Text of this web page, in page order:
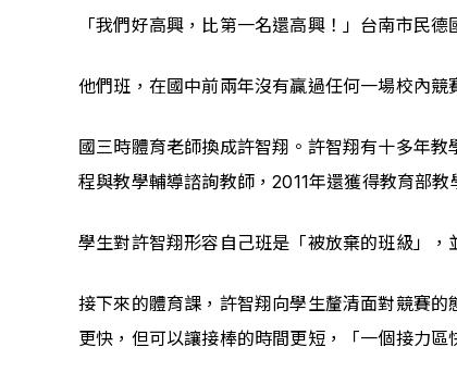
「我們好高興，比第一名還高興！」台南市民
他們班，在國中前兩年沒有贏過任何一場校內競
國三時體育老師換成許智翔。許智翔有十多年
程與教學輔導諮詢教師，2011年還獲得教育部教
學生對許智翔形容自己班是「被放棄的班級」，
接下來的體育課，許智翔向學生釐清面對競賽
更快，但可以讓接棒的時間更短，「一個接力